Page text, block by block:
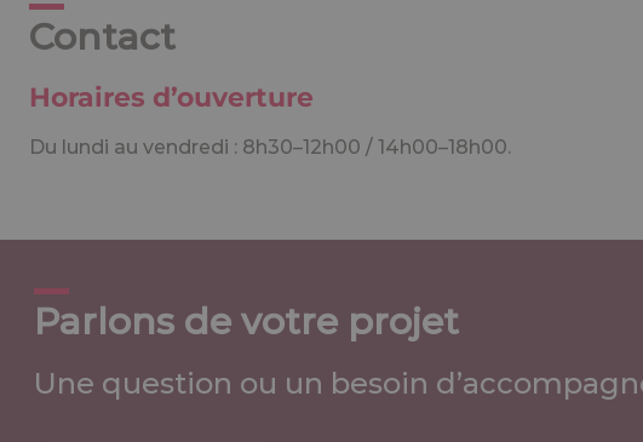
Contact
Horaires d’ouverture
Du lundi au vendredi : 8h30–12h00 / 14h00–18h00.
Parlons de votre projet
Une question ou un besoin